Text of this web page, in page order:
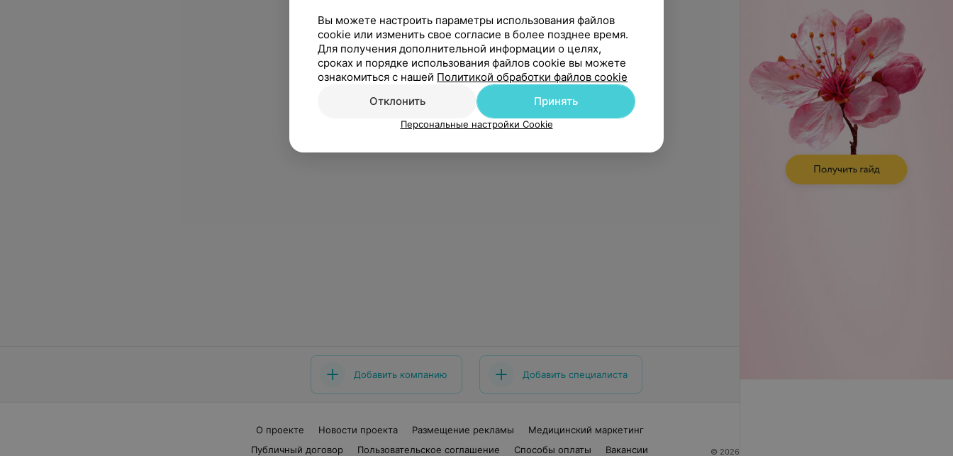
Добавить компанию Добавить специалиста
О проекте Новости проекта Размещение рекламы
Медицинский маркетинг
Публичный договор
Пользовательское соглашение Способы оплаты Вакансии © 2026 ООО «Артокс Лаб», УНП 191700409
Вы можете настроить параметры использования файлов
cookie или изменить свое согласие в более позднее время.
Для получения дополнительной информации о целях,
сроках и порядке использования файлов cookie вы можете
ознакомиться с нашей Политикой обработки файлов cookie
Отклонить
Принять
Персональные настройки Cookie